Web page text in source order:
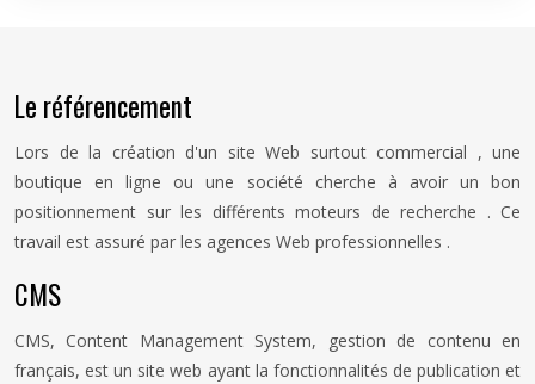
Le référencement
Lors de la création d'un site Web surtout commercial , une
boutique en ligne ou une société cherche à avoir un bon
positionnement sur les différents moteurs de recherche . Ce
travail est assuré par les agences Web professionnelles .
CMS
CMS, Content Management System, gestion de contenu en
français, est un site web ayant la fonctionnalités de publication et